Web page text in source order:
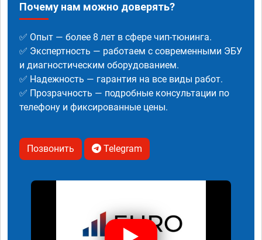
Почему нам можно доверять?
✅ Опыт — более 8 лет в сфере чип-тюнинга.
✅ Экспертность — работаем с современными ЭБУ
и диагностическим оборудованием.
✅ Надежность — гарантия на все виды работ.
✅ Прозрачность — подробные консультации по
телефону и фиксированные цены.
Позвонить Telegram